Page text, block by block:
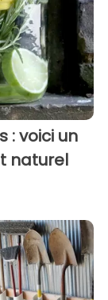
: voici un
naturel